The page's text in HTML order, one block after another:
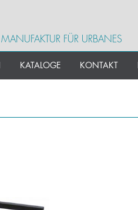
MANUFAKTUR FÜR URBANES
KATALOGE KONTAKT